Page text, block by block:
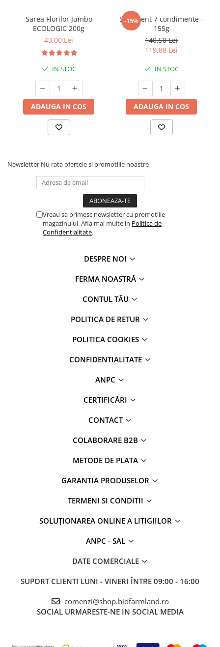
Sarea Florilor Jumbo
ECOLOGIC 200g
43,00 Lei
IN STOC
ADAUGA IN COS
-15%
Sortiment 7 condimente -
155g
140,50 Lei
119,88 Lei
IN STOC
ADAUGA IN COS
Newsletter Nu rata ofertele si promotiile noastre
Vreau sa primesc newsletter cu promotiile
magazinului. Afla mai multe in Politica de
Confidentialitate.
DESPRE NOI
FERMA NOASTRĂ
CONTUL TĂU
POLITICA DE RETUR
POLITICA COOKIES
CONFIDENTIALITATE
ANPC
CERTIFICĂRI
CONTACT
COLABORARE B2B
METODE DE PLATA
GARANTIA PRODUSELOR
TERMENI SI CONDITII
SOLUȚIONAREA ONLINE A LITIGIILOR
ANPC - SAL
DATE COMERCIALE
SUPORT CLIENTI LUNI - VINERI ÎNTRE 09:00 - 16:00
comenzi@shop.biofarmland.ro
SOCIAL URMARESTE-NE IN SOCIAL MEDIA